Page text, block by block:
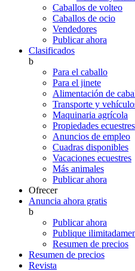
Caballos de volteo
Caballos de ocio
Vendedores
Publicar ahora
Clasificados
b
Para el caballo
Para el jinete
Alimentación de
Transporte y
Maquinaria agrícola
Propiedades ecuestres
Anuncios de empleo
Cuadras disponibles
Vacaciones ecuestres
Más animales
Publicar ahora
Ofrecer
Anuncia ahora gratis
b
Publicar ahora
Publique
Resumen de precios
Resumen de precios
Revista